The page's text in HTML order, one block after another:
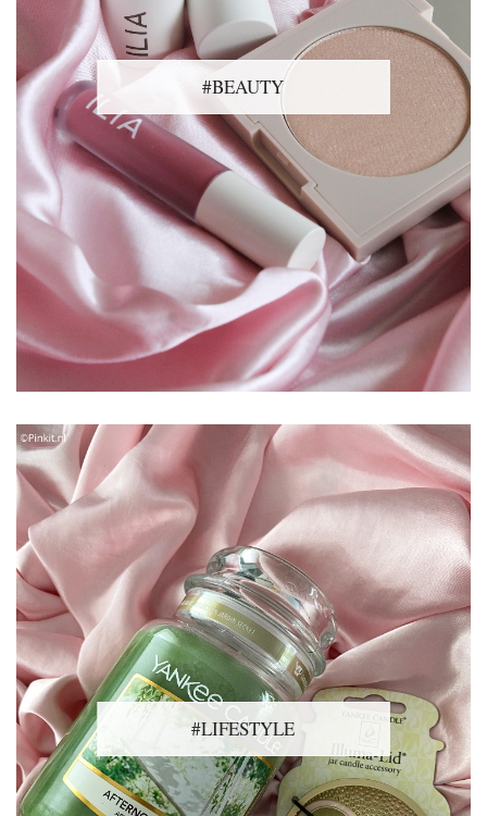
#BEAUTY
#LIFESTYLE